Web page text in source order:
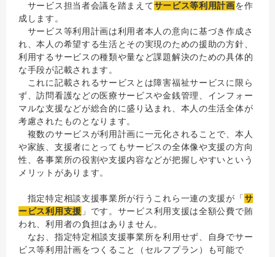
サービス担当者会議を踏まえてサービス等利用計画を作
成します。
サービス等利用計画は利用者本人の意向に基づき作成さ
れ、本人の希望する生活とその実現のための援助の方針、
利用するサービスの種類や量など課題解決のための具体的
な手段が記載されます。
これに記載されるサービスとは障害福祉サービスに限ら
ず、訪問看護などの医療サービスや金銭管理、インフォー
マルな支援などが総合的に盛り込まれ、本人の生活全体が
考慮されたものとなります。
複数のサービスが利用計画に一元化されることで、本人
や家族、支援者にとってもサービスの全体像や支援の方向
性、各事業所の役割や支援内容などが把握しやすいという
メリットがあります。
指定特定相談支援事業所が行うこれら一連の支援が「サ
ービス利用支援 」です。サービス利用支援は全額公費で賄
われ、利用者の負担はありません。
なお、指定特定相談支援事業所を利用せず、自身でサー
ビス等利用計画をつくること（セルフプラン）も可能で